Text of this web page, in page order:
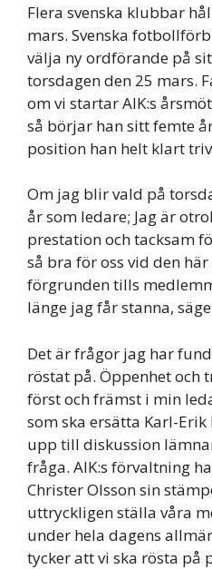
Flera svenska klubbar
mars. Svenska
välja ny ordförande på
torsdagen den 25 mars.
om vi startar AIK:s
så börjar han sitt femte
position han helt klart
Om jag blir vald på
år som ledare; Jag är
prestation och tacksam
så bra för oss vid den
förgrunden tills
länge jag får stanna,
Det är frågor jag har
röstat på. Öppenhet och
först och främst i min
som ska ersätta Karl-Erik
upp till diskussion
fråga. AIK:s förvaltning
Christer Olsson sin
uttryckligen ställa våra
under hela dagens
tycker att vi ska rösta på